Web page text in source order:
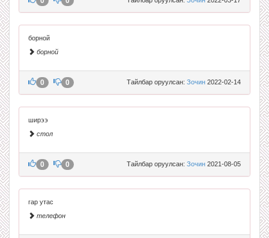
борной
борной
Тайлбар оруулсан: Зочин 2022-02-14
0 0
ширээ
стол
Тайлбар оруулсан: Зочин 2021-08-05
0 0
гар утас
телефон